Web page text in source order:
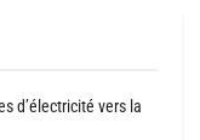
d’électricité vers la